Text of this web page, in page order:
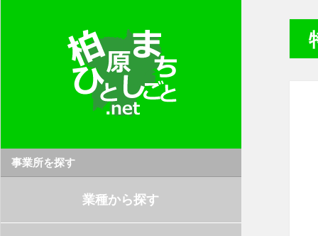
事業所を探す
業種から探す